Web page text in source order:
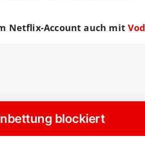
Netflix-Account auch mit